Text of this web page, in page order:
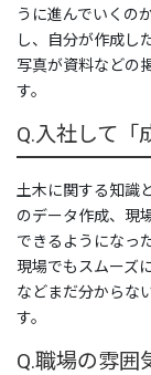
うに進んでいくの
し、自分が作成し
写真が資料などの
す。
Q.入社して「
土木に関する知識
のデータ作成、現
できるようになっ
現場でもスムーズ
などまだ分からな
す。
Q.職場の雰囲
3次元起工
ICT建機によ
所有する
ICT活用工事
建設DXの取り